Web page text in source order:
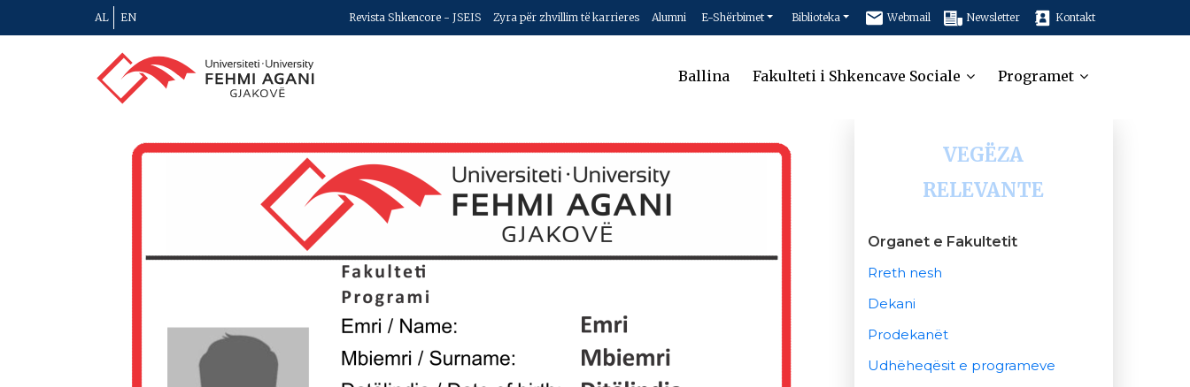
AL EN Revista Shkencore - JSEIS Zyra për zhvillim të karrieres Alumni E-Shërbimet Biblioteka Webmail Newsletter Kontakt
Ballina Fakulteti i Shkencave Sociale Programet
VEGËZA
RELEVANTE
Organet e Fakultetit
Rreth nesh
Dekani
Prodekanët
Udhëheqësit e programeve